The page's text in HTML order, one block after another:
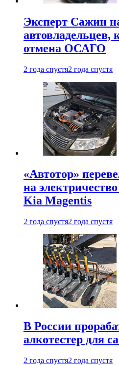
Эксперт Сажин
отмена ОСАГО
2 года спустя2 года спустя
«Автотор»
на
Kia Magentis
2 года спустя2 года спустя
В России
алкотестер для
2 года спустя2 года спустя